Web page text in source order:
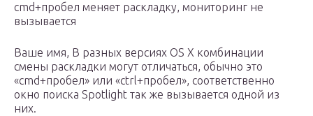
cmd+пробел меняет раскладку, мониторинг не
вызывается
Ваше имя, В разных версиях OS X комбинации
смены раскладки могут отличаться, обычно это
«cmd+пробел» или «ctrl+пробел», соответственно
окно поиска Spotlight так же вызывается одной из
них.